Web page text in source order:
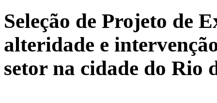
Seleção de Projeto de
alteridade e
setor na cidade do Rio